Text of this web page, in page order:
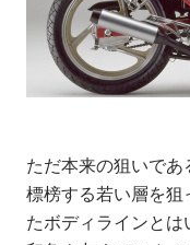
ただ本来の狙いで
標榜する若い層を狙
たボディラインと